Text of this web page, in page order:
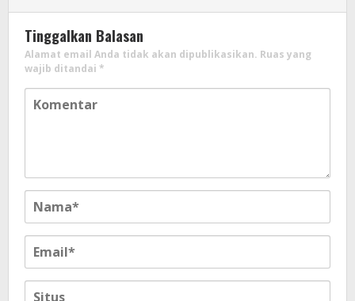
Tinggalkan Balasan
Alamat email Anda tidak akan dipublikasikan. Ruas yang
wajib ditandai *